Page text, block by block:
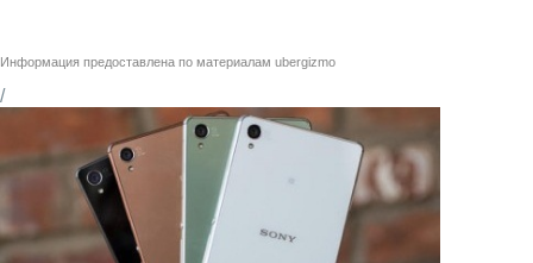
Информация предоставлена по материалам ubergizmo
/